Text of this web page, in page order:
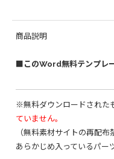
商品説明
■このWord無料テンプレ
※無料ダウンロードされた
ていません。
（無料素材サイトの再配布
あらかじめ入っているパー